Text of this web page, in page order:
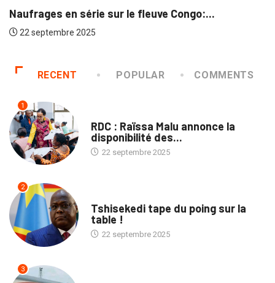
Naufrages en série sur le fleuve Congo:...
22 septembre 2025
RECENT POPULAR COMMENTS
1
RDC : Raïssa Malu annonce la
disponibilité des...
22 septembre 2025
2
Tshisekedi tape du poing sur la
table !
22 septembre 2025
3